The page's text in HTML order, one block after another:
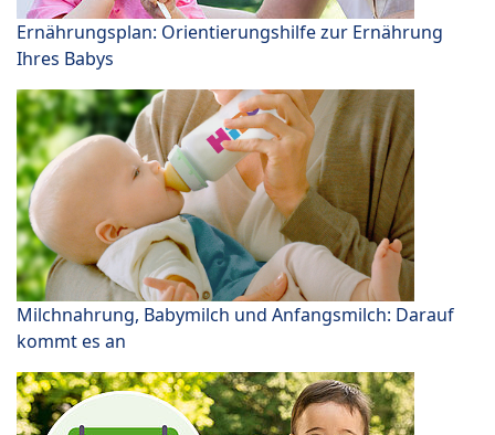
Ernährungsplan: Orientierungshilfe zur Ernährung
Ihres Babys
Milchnahrung, Babymilch und Anfangsmilch: Darauf
kommt es an